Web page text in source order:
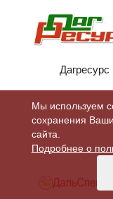
Дагресурс
Мы используем
сохранения
сайта.
Подробнее о